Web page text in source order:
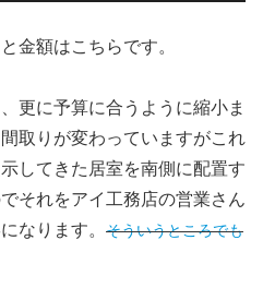
金額はこちらです。
更に予算に合うように縮小ま
取りが変わっていますがこれ
してきた居室を南側に配置す
それをアイ工務店の営業さん
なります。 そういうところでも